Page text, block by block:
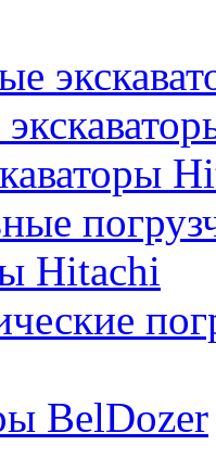
Hitachi
BelDozer